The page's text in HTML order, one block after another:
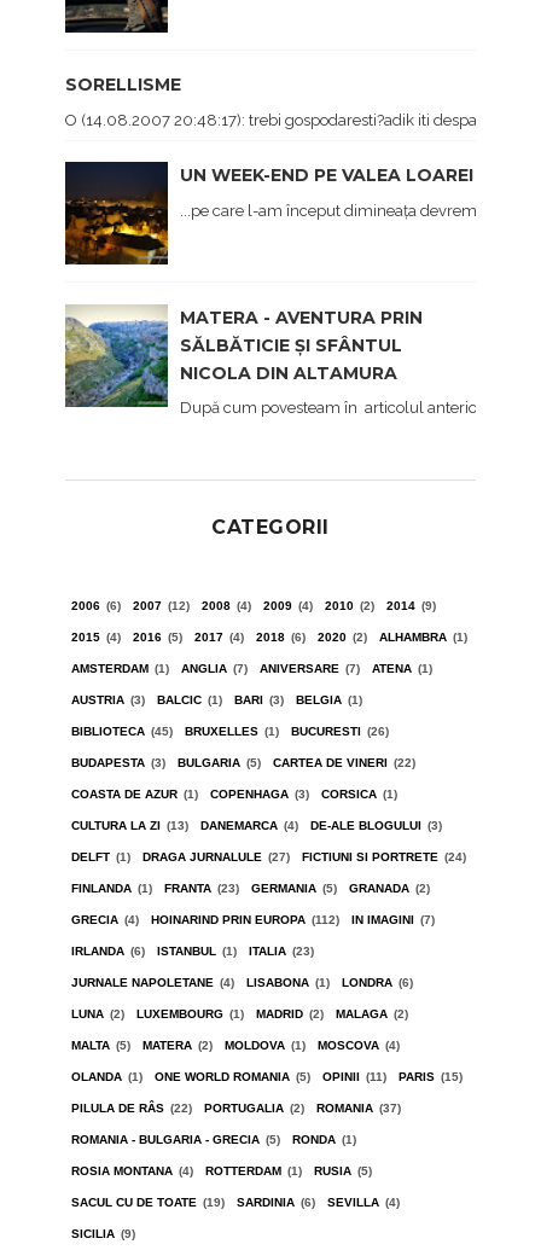
SORELLISME
O (14.08.2007 20:48:17): trebi gospodaresti?adik iti
UN WEEK-END PE VALEA LOAREI
...pe care l-am început dimineața devreme cu
MATERA - AVENTURA PRIN
SĂLBĂTICIE ȘI SFÂNTUL
NICOLA DIN ALTAMURA
După cum povesteam în articolul anterior , spre
CATEGORII
2006 (6) 2007 (12) 2008 (4) 2009 (4) 2010 (2) 2014 (9)
2015 (4) 2016 (5) 2017 (4) 2018 (6) 2020 (2) ALHAMBRA (1)
AMSTERDAM (1) ANGLIA (7) ANIVERSARE (7) ATENA (1)
AUSTRIA (3) BALCIC (1) BARI (3) BELGIA (1)
BIBLIOTECA (45) BRUXELLES (1) BUCURESTI (26)
BUDAPESTA (3) BULGARIA (5) CARTEA DE VINERI (22)
COASTA DE AZUR (1) COPENHAGA (3) CORSICA (1)
CULTURA LA ZI (13) DANEMARCA (4) DE-ALE BLOGULUI (3)
DELFT (1) DRAGA JURNALULE (27) FICTIUNI SI PORTRETE (24)
FINLANDA (1) FRANTA (23) GERMANIA (5) GRANADA (2)
GRECIA (4) HOINARIND PRIN EUROPA (112) IN IMAGINI (7)
IRLANDA (6) ISTANBUL (1) ITALIA (23)
JURNALE NAPOLETANE (4) LISABONA (1) LONDRA (6)
LUNA (2) LUXEMBOURG (1) MADRID (2) MALAGA (2)
MALTA (5) MATERA (2) MOLDOVA (1) MOSCOVA (4)
OLANDA (1) ONE WORLD ROMANIA (5) OPINII (11) PARIS (15)
PILULA DE RÂS (22) PORTUGALIA (2) ROMANIA (37)
ROMANIA - BULGARIA - GRECIA (5) RONDA (1)
ROSIA MONTANA (4) ROTTERDAM (1) RUSIA (5)
SACUL CU DE TOATE (19) SARDINIA (6) SEVILLA (4)
SICILIA (9)